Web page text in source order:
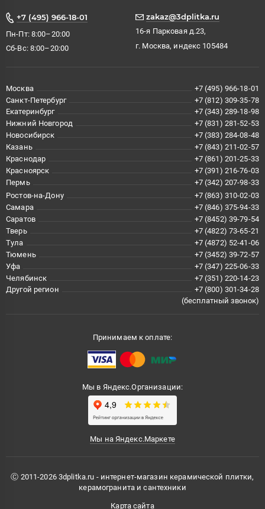
+7 (495) 966-18-01
Пн-Пт: 8:00–20:00
Сб-Вс: 8:00–20:00
zakaz@3dplitka.ru
16-я Парковая д.23,
г. Москва, индекс 105484
Москва
+7 (495) 966-18-01
Санкт-Петербург
+7 (812) 309-35-78
Екатеринбург
+7 (343) 289-18-98
Нижний Новгород
+7 (831) 281-52-53
Новосибирск
+7 (383) 284-08-48
Казань
+7 (843) 211-02-57
Краснодар
+7 (861) 201-25-33
Красноярск
+7 (391) 216-76-03
Пермь
+7 (342) 207-98-33
Ростов-на-Дону
+7 (863) 310-02-03
Самара
+7 (846) 375-94-33
Саратов
+7 (8452) 39-79-54
Тверь
+7 (4822) 73-65-21
Тула
+7 (4872) 52-41-06
Тюмень
+7 (3452) 39-72-57
Уфа
+7 (347) 225-06-33
Челябинск
+7 (351) 220-14-23
Другой регион
+7 (800) 301-34-28
(бесплатный звонок)
Принимаем к оплате:
Мы в Яндекс.Организации:
Мы на Яндекс.Маркете
Ⓒ 2011-2026 3dplitka.ru - интернет-магазин керамической плитки,
керамогранита и сантехники
Карта сайта